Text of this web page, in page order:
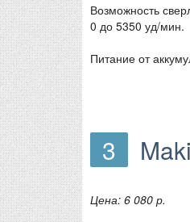
Возможность
0 до 5350 уд/мин.
Питание от
3
Цена: 6 080 р.